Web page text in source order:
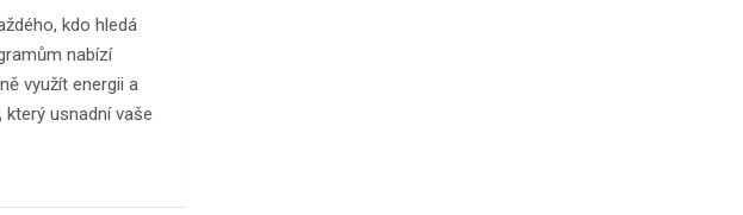
kdo hledá
nabízí
využít energii a
usnadní vaše